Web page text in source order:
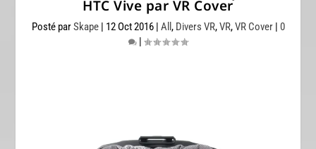
HTC Vive par VR Cover
Posté parSkape| 12 Oct 2016| All , Divers VR,VR,VR Cover| 0
|